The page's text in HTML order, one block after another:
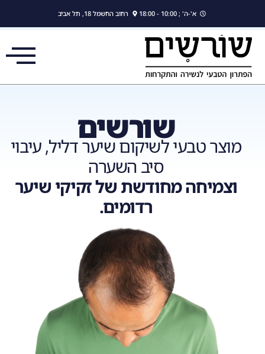
א'-ה' ; 10:00 - 18:00 רחוב החשמל 18, תל אביב
שורשים
מוצר טבעי לשיקום שיער דליל, עיבוי
סיב השערה
וצמיחה מחודשת של זקיקי שיער
רדומים.